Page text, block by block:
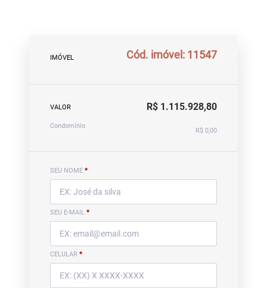
IMÓVEL Cód. imóvel: 11547
VALOR R$ 1.115.928,80
Condomínio
R$ 0,00
SEU NOME *
SEU E-MAIL *
CELULAR *